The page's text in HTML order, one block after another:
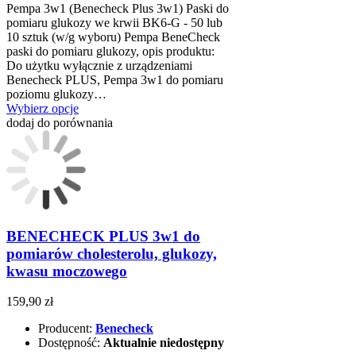
Pempa 3w1 (Benecheck Plus 3w1) Paski do
pomiaru glukozy we krwii BK6-G - 50 lub
10 sztuk (w/g wyboru) Pempa BeneCheck
paski do pomiaru glukozy, opis produktu:
Do użytku wyłącznie z urządzeniami
Benecheck PLUS, Pempa 3w1 do pomiaru
poziomu glukozy…
Wybierz opcje
dodaj do porównania
BENECHECK PLUS 3w1 do
pomiarów cholesterolu, glukozy,
kwasu moczowego
159,90 zł
Producent: Benecheck
Dostępność: Aktualnie niedostępny